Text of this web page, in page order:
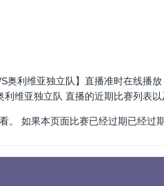
奥利维亚独立队】直播准时在线播
维亚独立队 直播的近期比赛列表以
。 如果本页面比赛已经过期已经过